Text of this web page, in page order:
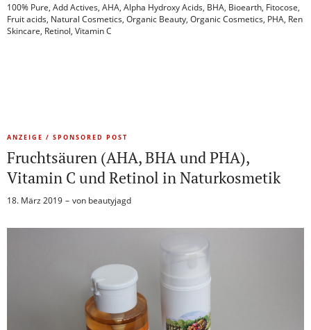
100% Pure, Add Actives, AHA, Alpha Hydroxy Acids, BHA, Bioearth, Fitocose,
Fruit acids, Natural Cosmetics, Organic Beauty, Organic Cosmetics, PHA, Ren
Skincare, Retinol, Vitamin C
ANZEIGE / SPONSORED POST
Fruchtsäuren (AHA, BHA und PHA),
Vitamin C und Retinol in Naturkosmetik
18. März 2019 von beautyjagd